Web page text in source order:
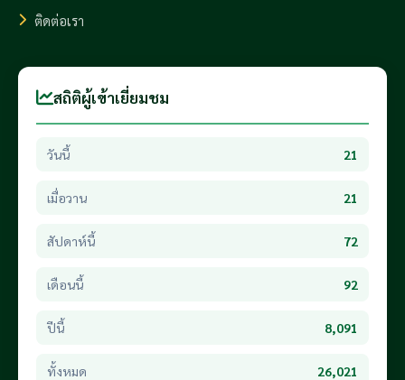
ติดต่อเรา
สถิติผู้เข้าเยี่ยมชม
วันนี้ 21
เมื่อวาน 21
สัปดาห์นี้ 72
เดือนนี้ 92
ปีนี้ 8,091
ทั้งหมด 26,021